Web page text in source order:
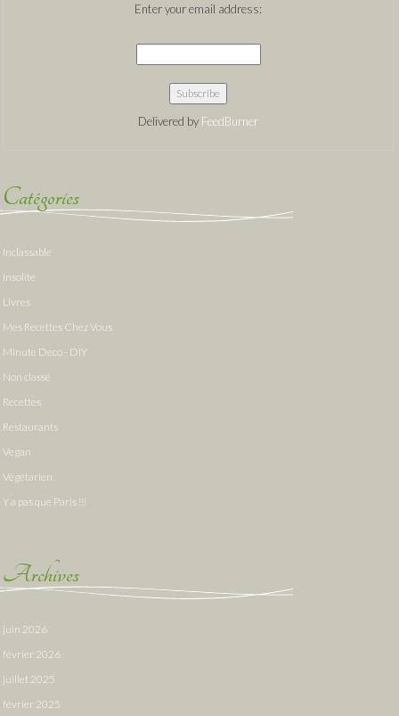
Enter your email address:
Delivered by FeedBurner
Catégories
Inclassable
Insolite
Livres
Mes Recettes Chez Vous
Minute Deco - DIY
Non classé
Recettes
Restaurants
Vegan
Végétarien
Y a pas que Paris !!!
Archives
juin 2026
février 2026
juillet 2025
février 2025